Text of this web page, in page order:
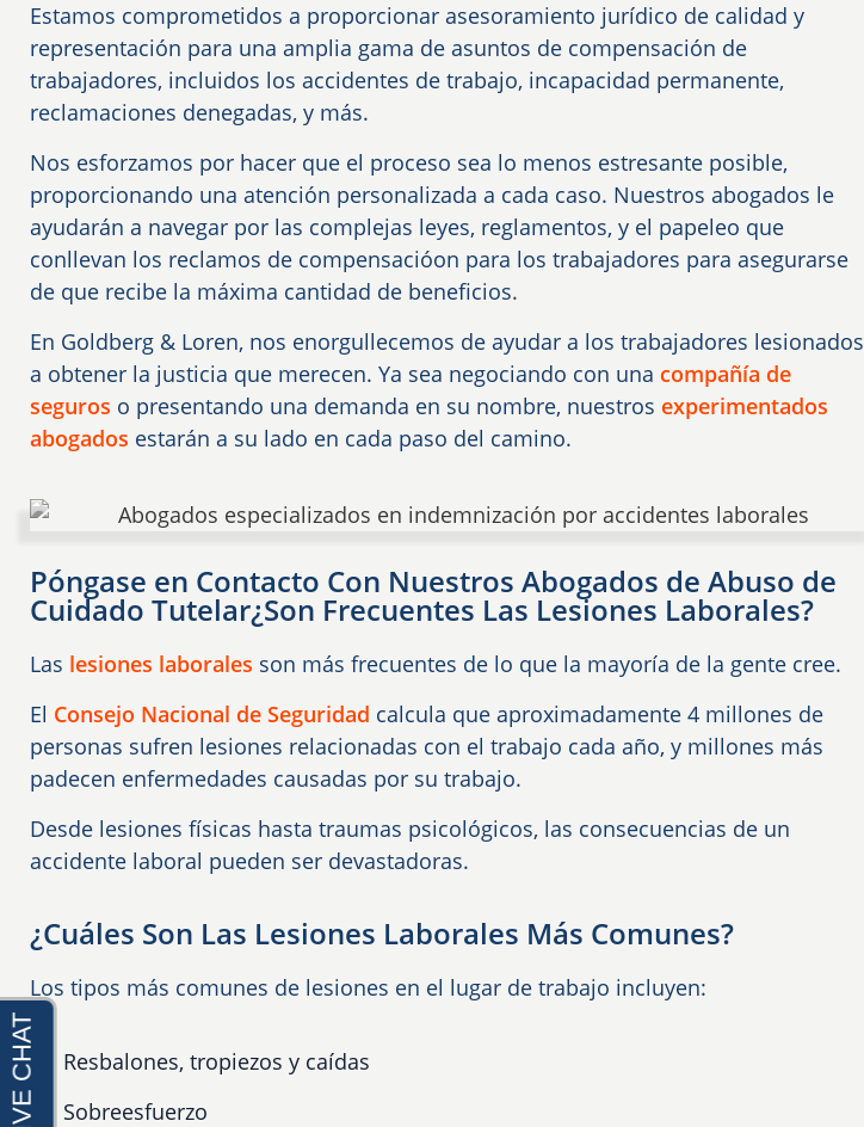
Estamos comprometidos a proporcionar asesoramiento jurídico de calidad y
representación para una amplia gama de asuntos de compensación de
trabajadores, incluidos los accidentes de trabajo, incapacidad permanente,
reclamaciones denegadas, y más.
Nos esforzamos por hacer que el proceso sea lo menos estresante posible,
proporcionando una atención personalizada a cada caso. Nuestros abogados le
ayudarán a navegar por las complejas leyes, reglamentos, y el papeleo que
conllevan los reclamos de compensacióon para los trabajadores para asegurarse
de que recibe la máxima cantidad de beneficios.
En Goldberg & Loren, nos enorgullecemos de ayudar a los trabajadores lesionados
a obtener la justicia que merecen. Ya sea negociando con una compañía de
seguros o presentando una demanda en su nombre, nuestros experimentados
abogados estarán a su lado en cada paso del camino.
Póngase en Contacto Con Nuestros Abogados de Abuso de
Cuidado Tutelar¿Son Frecuentes Las Lesiones Laborales?
Las lesiones laborales son más frecuentes de lo que la mayoría de la gente cree.
El Consejo Nacional de Seguridad calcula que aproximadamente 4 millones de
personas sufren lesiones relacionadas con el trabajo cada año, y millones más
padecen enfermedades causadas por su trabajo.
Desde lesiones físicas hasta traumas psicológicos, las consecuencias de un
accidente laboral pueden ser devastadoras.
¿Cuáles Son Las Lesiones Laborales Más Comunes?
Los tipos más comunes de lesiones en el lugar de trabajo incluyen:
Resbalones, tropiezos y caídas
Sobreesfuerzo